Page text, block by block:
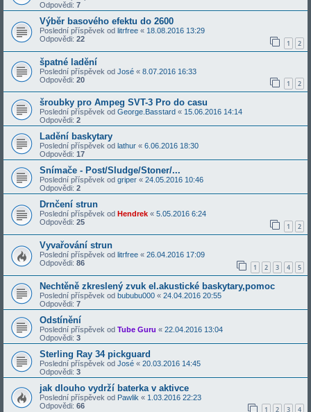
Odpovědi: 7
Výběr basového efektu do 2600
Poslední příspěvek od litrfree « 18.08.2016 13:29
Odpovědi: 22 1 2
špatné ladění
Poslední příspěvek od José « 8.07.2016 16:33
Odpovědi: 20 1 2
šroubky pro Ampeg SVT-3 Pro do casu
Poslední příspěvek od George.Basstard « 15.06.2016 14:14
Odpovědi: 2
Ladění baskytary
Poslední příspěvek od lathur « 6.06.2016 18:30
Odpovědi: 17
Snímače - Post/Sludge/Stoner/...
Poslední příspěvek od griper « 24.05.2016 10:46
Odpovědi: 2
Drnčení strun
Poslední příspěvek od Hendrek « 5.05.2016 6:24
Odpovědi: 25 1 2
Vyvařování strun
Poslední příspěvek od litrfree « 26.04.2016 17:09
Odpovědi: 86 1 2 3 4 5
Nechtěně zkreslený zvuk el.akustické baskytary,pomoc
Poslední příspěvek od bububu000 « 24.04.2016 20:55
Odpovědi: 7
Odstínění
Poslední příspěvek od Tube Guru « 22.04.2016 13:04
Odpovědi: 3
Sterling Ray 34 pickguard
Poslední příspěvek od José « 20.03.2016 14:45
Odpovědi: 3
jak dlouho vydrží baterka v aktivce
Poslední příspěvek od Pawlik « 1.03.2016 22:23
Odpovědi: 66 1 2 3 4